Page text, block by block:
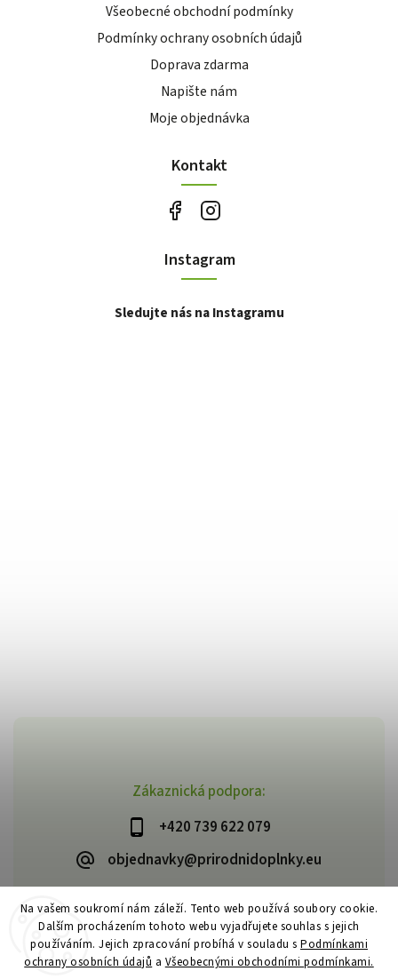
Na vašem soukromí nám záleží. Tento web používá soubory cookie.
Dalším procházením tohoto webu vyjadřujete souhlas s jejich
používáním. Jejich zpracování probíhá v souladu s Podmínkami
ochrany osobních údajů a Všeobecnými obchodními podmínkami.
Zákaznická podpora:
+420 739 622 079
objednavky@prirodnidoplnky.eu
Všeobecné obchodní podmínky
Podmínky ochrany osobních údajů
Doprava zdarma
Napište nám
Moje objednávka
Kontakt
Instagram
Sledujte nás na Instagramu
Copyright 2026VIA NATURAE. Všechna práva vyhrazena.
Upravit nastavení cookies